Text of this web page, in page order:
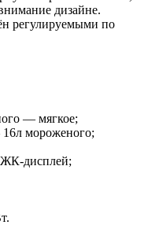
дизайне.
регулируемыми по
— мягкое;
мороженого;
ЖК-дисплей;